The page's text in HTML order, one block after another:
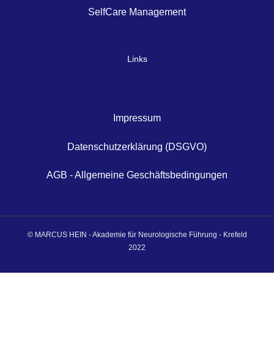
SelfCare Management
Links
Impressum
Datenschutzerklärung (DSGVO)
AGB - Allgemeine Geschäftsbedingungen
© MARCUS HEIN - Akademie für Neurologische Führung - Krefeld
2022